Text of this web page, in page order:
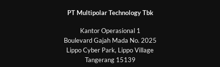
PT Multipolar Technology Tbk
Kantor Operasional 1
Boulevard Gajah Mada No. 2025
Lippo Cyber Park, Lippo Village
Tangerang 15139